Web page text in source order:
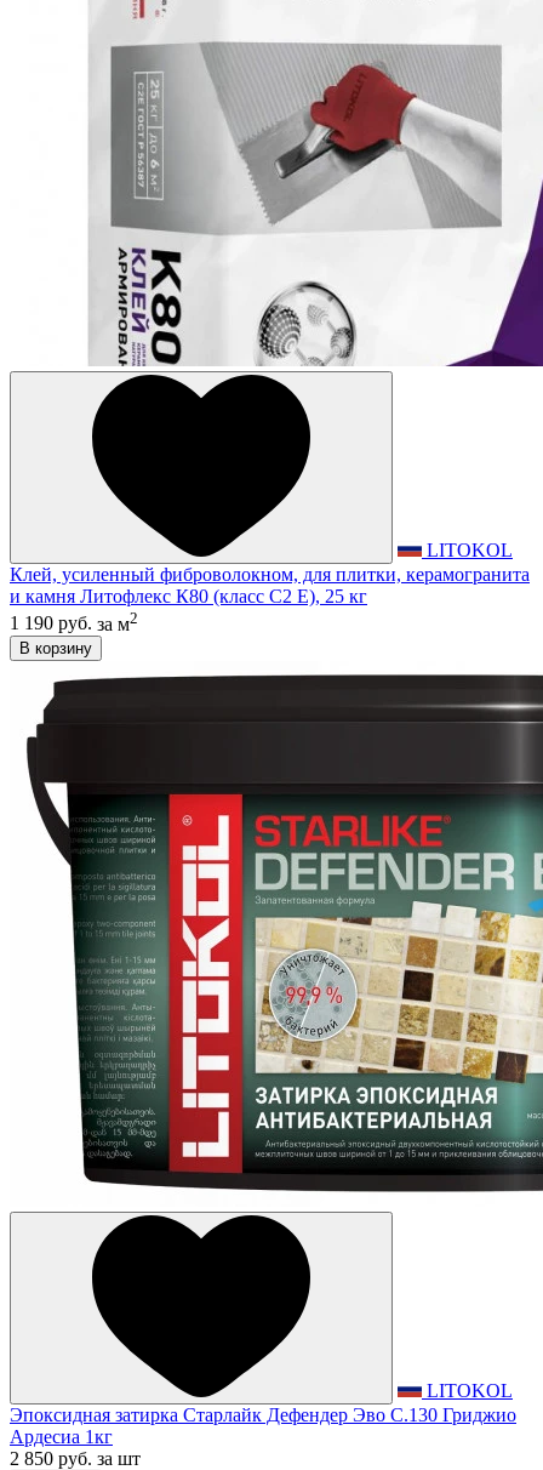
LITOKOL
Клей, усиленный фиброволокном, для плитки, керамогранита
и камня Литофлекс К80 (класс С2 E), 25 кг
1 190 руб. за м2
В корзину
LITOKOL
Эпоксидная затирка Старлайк Дефендер Эво С.130 Гриджио
Ардесиа 1кг
2 850 руб. за шт